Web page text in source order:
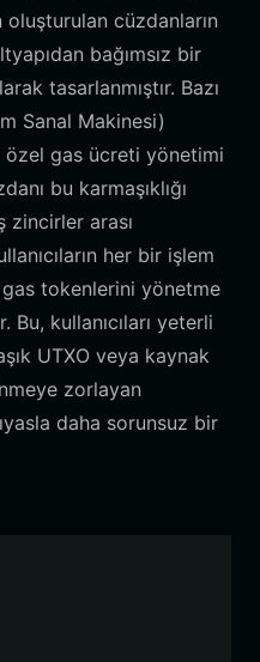
oluşturulan cüzdanların
bağımsız bir
tasarlanmıştır. Bazı
Sanal Makinesi)
özel gas ücreti yönetimi
bu karmaşıklığı
zincirler arası
her bir işlem
tokenlerini yönetme
Bu, kullanıcıları yeterli
UTXO veya kaynak
zorlayan
daha sorunsuz bir